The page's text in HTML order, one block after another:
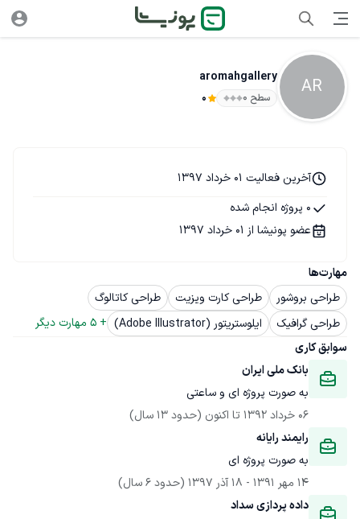
AR
aromahgallery
سطح ۰ 0
مهارت‌ها
طراحی بروشور
طراحی کارت ویزیت
طراحی کاتالوگ
طراحی گرافیک
ایلوستریتور (Adobe Illustrator) +
5 مهارت دیگر
سوابق کاری
بانک ملی ایران
به صورت پروژه ای و ساعتی
06 خرداد 1392
تا اکنون (حدود 13 سال)
رایمند رایانه
به صورت پروژه ای
14 مهر 1391
- 18 آذر 1397
(حدود 6 سال)
داده پردازی سداد
آخرین فعالیت 01 خرداد 1397
0 پروژه انجام شده
عضو پونیشا از 01 خرداد 1397